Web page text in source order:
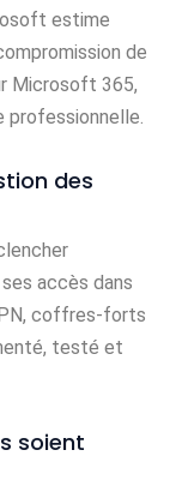
estime
de
Microsoft 365,
professionnelle.
des
accès dans
coffres-forts
testé et
soient